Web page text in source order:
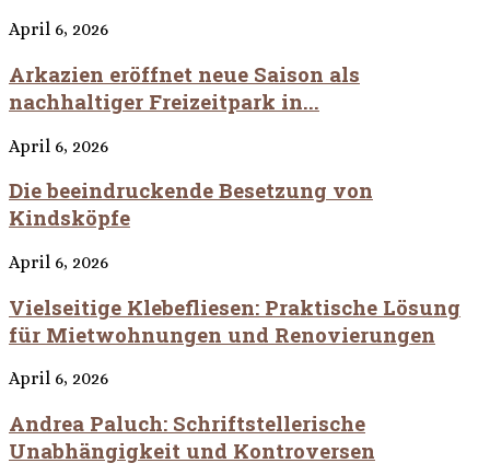
April 6, 2026
Arkazien eröffnet neue Saison als
nachhaltiger Freizeitpark in...
April 6, 2026
Die beeindruckende Besetzung von
Kindsköpfe
April 6, 2026
Vielseitige Klebefliesen: Praktische Lösung
für Mietwohnungen und Renovierungen
April 6, 2026
Andrea Paluch: Schriftstellerische
Unabhängigkeit und Kontroversen